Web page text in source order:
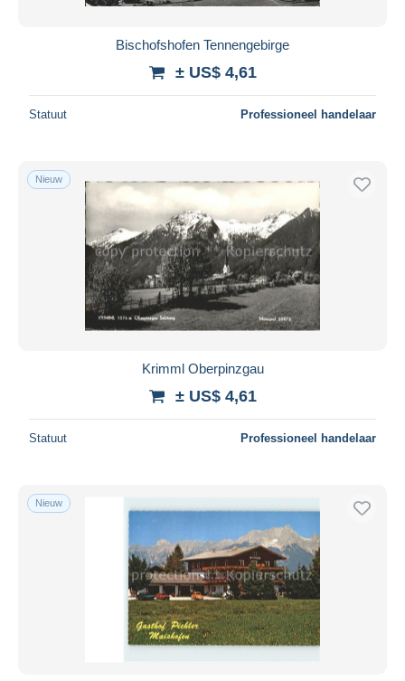
Bischofshofen Tennengebirge
± US$ 4,61
Statuut Professioneel handelaar
Nieuw
Krimml Oberpinzgau
± US$ 4,61
Statuut Professioneel handelaar
Nieuw